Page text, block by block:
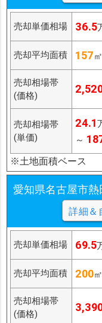
売却単価相場 36.5
売却平均面積 157
売却相場帯
(価格)
売却相場帯
(単価)
24.1
～
※土地面積ベース
愛知県名古屋市
詳細＆
売却単価相場 69.5
売却平均面積 200
売却相場帯
(価格)